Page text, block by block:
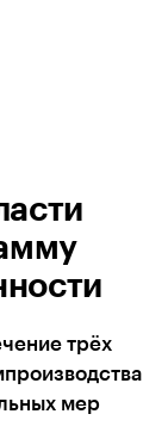
трёх
мер